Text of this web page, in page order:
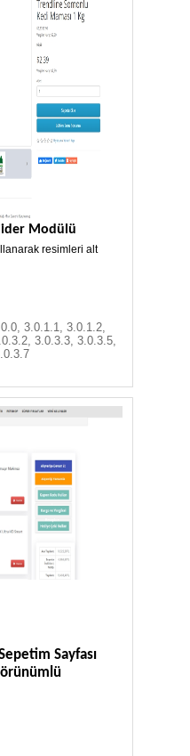
Modülü
3.0.1.1, 3.0.1.2,
3.0.3.3, 3.0.3.5,
resimleri alt
Sayfası